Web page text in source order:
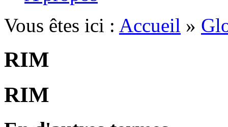
Vous êtes ici : Accueil »
RIM
RIM